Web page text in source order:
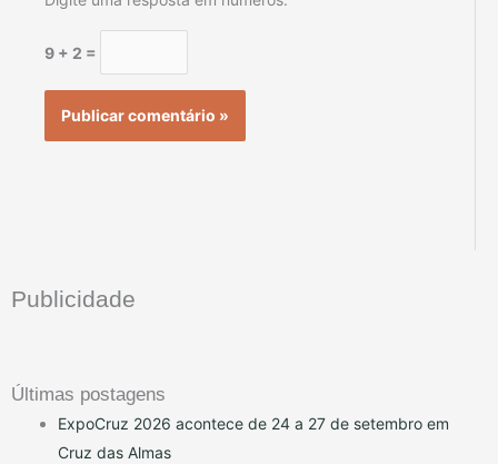
9 + 2 =
Publicidade
Últimas postagens
ExpoCruz 2026 acontece de 24 a 27 de setembro em
Cruz das Almas